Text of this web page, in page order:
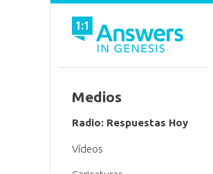
Medios
Radio: Respuestas Hoy
Vídeos